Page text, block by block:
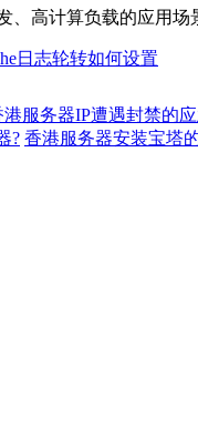
高计算负载的应用场
日志轮转如何设置
港服务器IP遭遇封禁的
? 香港服务器安装宝塔